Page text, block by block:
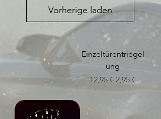
Vorherige laden
Einzeltürentriegel
ung
Standardpreis
12,95 € Sale-Preis
2,95 €